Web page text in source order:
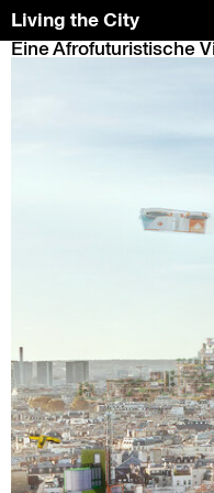
Skip
Living the City
Eine Afrofuturistische
To